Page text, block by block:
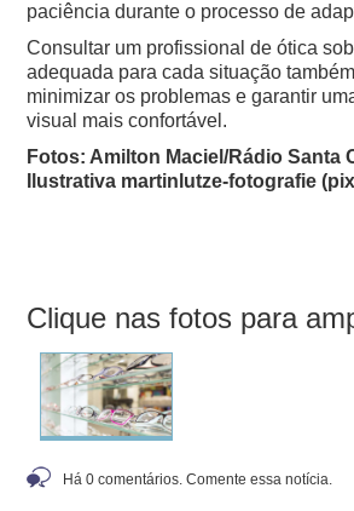
paciência durante o processo de
Consultar um profissional de ótica
adequada para cada situação
minimizar os problemas e garantir
visual mais confortável.
Fotos: Amilton Maciel/Rádio Santa
Ilustrativa martinlutze-fotografie
Clique nas fotos para
Há 0 comentários. Comente essa notícia.